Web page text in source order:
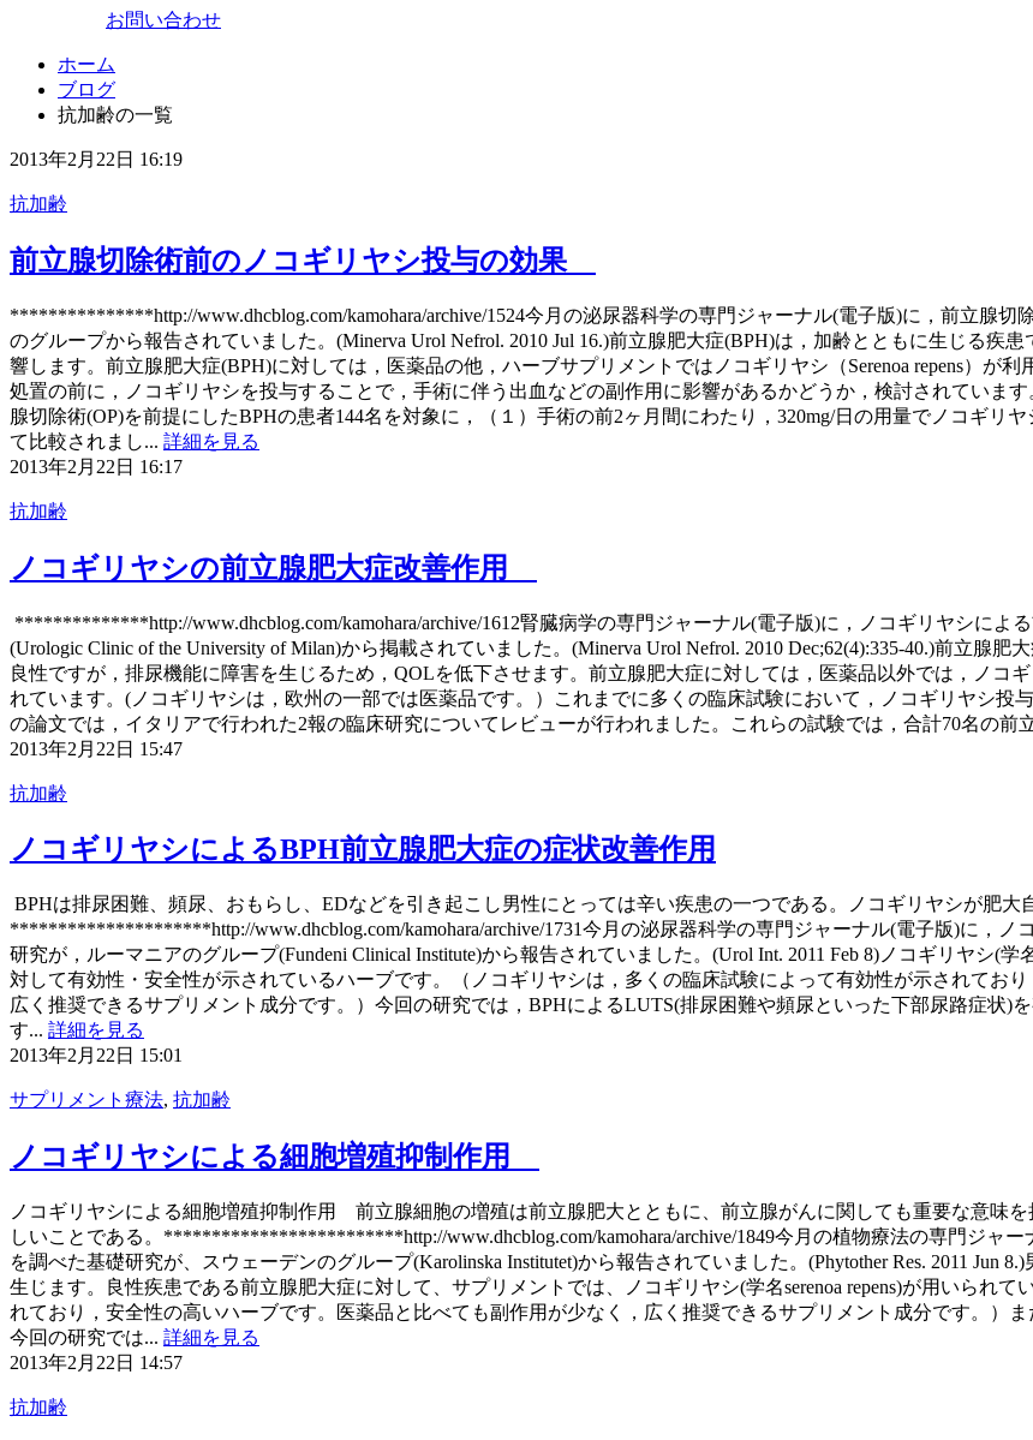
お問い合わせ
ホーム
ブログ
抗加齢の一覧
2013年2月22日 16:19
抗加齢
前立腺切除術前のノコギリヤシ投与の効果
***************http://www.dhcblog.com/kamohara/archive/1524今月の泌尿器科学の専門ジャーナル(電子版)に，前立腺
のグループから報告されていました。(Minerva Urol Nefrol. 2010 Jul 16.)前立腺肥大症(BPH)は，加齢とともに生じる疾
響します。前立腺肥大症(BPH)に対しては，医薬品の他，ハーブサプリメントではノコギリヤシ（Serenoa repens）が
処置の前に，ノコギリヤシを投与することで，手術に伴う出血などの副作用に影響があるかどうか，検討されていま
腺切除術(OP)を前提にしたBPHの患者144名を対象に，（１）手術の前2ヶ月間にわたり，320mg/日の用量でノコギリ
て比較されまし... 詳細を見る
2013年2月22日 16:17
抗加齢
ノコギリヤシの前立腺肥大症改善作用
**************http://www.dhcblog.com/kamohara/archive/1612腎臓病学の専門ジャーナル(電子版)に，ノコギリヤシによ
(Urologic Clinic of the University of Milan)から掲載されていました。(Minerva Urol Nefrol. 2010 Dec;62(4):335-40.)前立腺
良性ですが，排尿機能に障害を生じるため，QOLを低下させます。前立腺肥大症に対しては，医薬品以外では，ノコギ
れています。(ノコギリヤシは，欧州の一部では医薬品です。）これまでに多くの臨床試験において，ノコギリヤシ投
の論文では，イタリアで行われた2報の臨床研究についてレビューが行われました。これらの試験では，合計70名の前
2013年2月22日 15:47
抗加齢
ノコギリヤシによるBPH前立腺肥大症の症状改善作用
BPHは排尿困難、頻尿、おもらし、EDなどを引き起こし男性にとっては辛い疾患の一つである。ノコギリヤシが肥大
*********************http://www.dhcblog.com/kamohara/archive/1731今月の泌尿器科学の専門ジャーナル(電子版)に，ノ
研究が，ルーマニアのグループ(Fundeni Clinical Institute)から報告されていました。(Urol Int. 2011 Feb 8)ノコギリヤシ(
対して有効性・安全性が示されているハーブです。（ノコギリヤシは，多くの臨床試験によって有効性が示されてお
広く推奨できるサプリメント成分です。）今回の研究では，BPHによるLUTS(排尿困難や頻尿といった下部尿路症状)
す... 詳細を見る
2013年2月22日 15:01
サプリメント療法, 抗加齢
ノコギリヤシによる細胞増殖抑制作用
ノコギリヤシによる細胞増殖抑制作用 前立腺細胞の増殖は前立腺肥大とともに、前立腺がんに関しても重要な意味
しいことである。*************************http://www.dhcblog.com/kamohara/archive/1849今月の植物療法の専門ジャ
を調べた基礎研究が、スウェーデンのグループ(Karolinska Institutet)から報告されていました。(Phytother Res. 2011 Jun
生じます。良性疾患である前立腺肥大症に対して、サプリメントでは、ノコギリヤシ(学名serenoa repens)が用いられ
れており，安全性の高いハーブです。医薬品と比べても副作用が少なく，広く推奨できるサプリメント成分です。）
今回の研究では... 詳細を見る
2013年2月22日 14:57
抗加齢